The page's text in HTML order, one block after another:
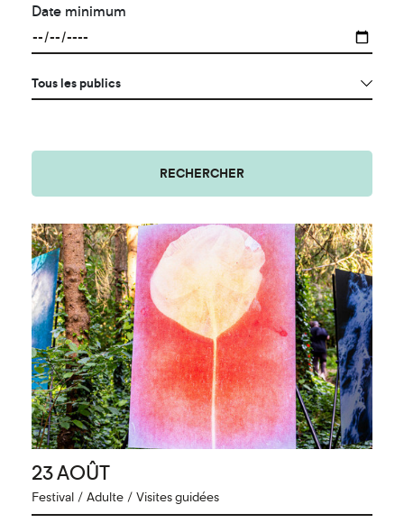
Date minimum
23 AOÛT
Festival / Adulte / Visites guidées